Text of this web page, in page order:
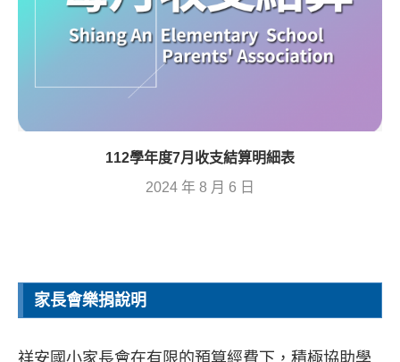
112學年度7月收支結算明細表
2024 年 8 月 6 日
家長會樂捐說明
祥安國小家長會在有限的預算經費下，積極協助學